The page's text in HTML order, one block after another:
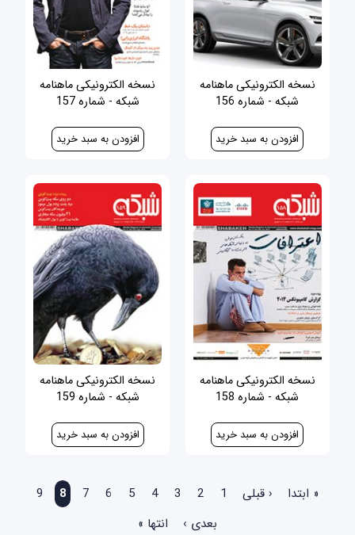
نسخه الکترونیکی ماهنامه
شبکه - شماره 156
نسخه الکترونیکی ماهنامه
شبکه - شماره 157
نسخه الکترونیکی ماهنامه
شبکه - شماره 158
نسخه الکترونیکی ماهنامه
شبکه - شماره 159
« ابتدا ‹ قبلی 1
2
3
4
5
6
7
8
9
بعدی ›
انتها »